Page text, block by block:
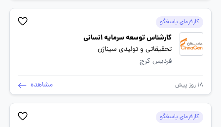
کارفرمای پاسخگو
کارشناس توسعه سرمایه انسانی
تحقیقاتی و تولیدی سیناژن
فردیس کرج
18 روز پیش مشاهده
کارفرمای پاسخگو